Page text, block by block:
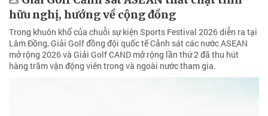
hữu nghị, hướng về cộng đồng
Trong khuôn khổ của chuỗi sự kiện Sports Festival 2026 diễn ra tại
Lâm Đồng, Giải Golf đồng đội quốc tế Cảnh sát các nước ASEAN
mở rộng 2026 và Giải Golf CAND mở rộng lần thứ 2 đã thu hút
hàng trăm vận động viên trong và ngoài nước tham gia.